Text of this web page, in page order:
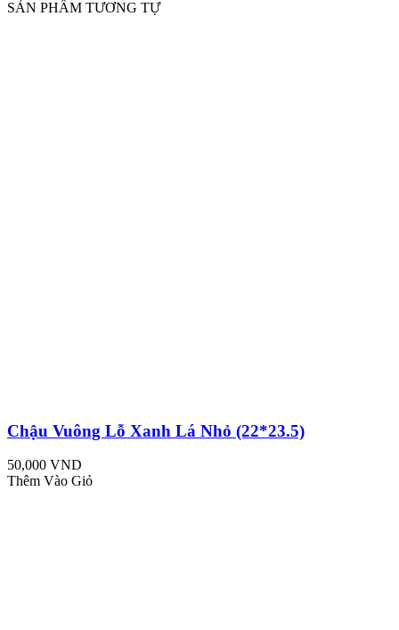
SẢN PHẨM TƯƠNG TỰ
Chậu Vuông Lỗ Xanh Lá Nhỏ (22*23.5)
50,000 VND
Thêm Vào Giỏ